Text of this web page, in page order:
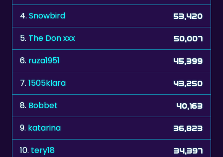
4.Snowbird 53,420
5. The Don xxx 50,007
6. ruza1951 45,399
7.1505klara 43,250
8. Bobbet 40,163
9. katarina 36,823
10.tery18 34,397